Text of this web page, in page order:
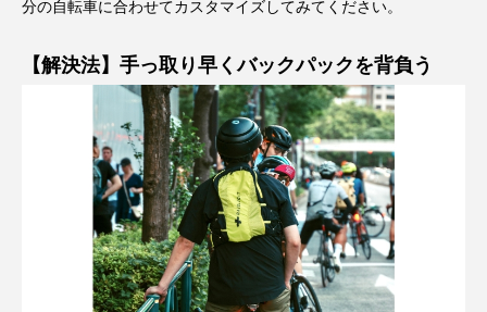
分の自転車に合わせてカスタマイズしてみてください。
【解決法】手っ取り早くバックパックを背負う